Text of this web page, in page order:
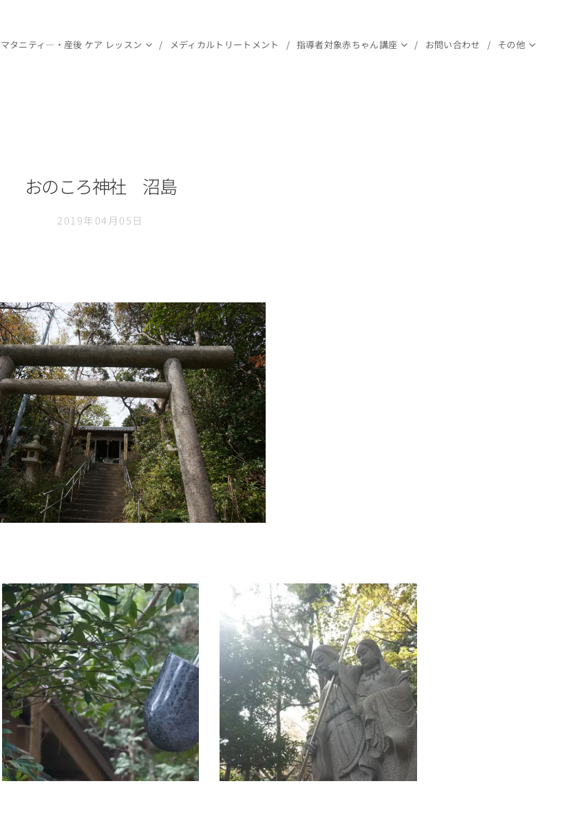
マタニティ―・産後 ケア レッスン メディカルトリートメント 指導者対象赤ちゃん講座 お問い合わせ その他
おのころ神社 沼島
2019年04月05日